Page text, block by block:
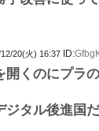
20(火) 16:37 ID:
開くのにプラ
ジタル後進国